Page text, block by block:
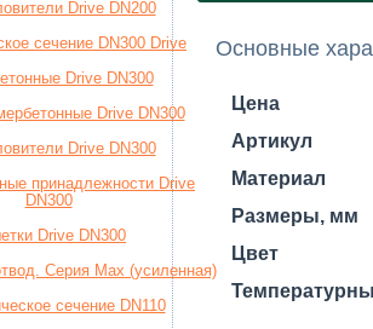
Drive DN200
сечение DN300 Drive
Drive DN300
Drive DN300
Drive DN300
принадлежности Drive
DN300
Drive DN300
Серия Max (усиленная)
сечение DN110
Основные
Цена
Артикул
Материал
Размеры, мм
Цвет